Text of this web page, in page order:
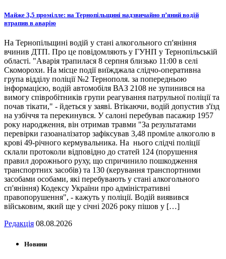
Майже 3,5 промілле: на Тернопільщині надзвичайно п’яний водій
втрапив в аварію
На Тернопільщині водій у стані алкогольного сп'яніння
вчинив ДТП. Про це повідомляють у ГУНП у Тернопільській
області. "Аварія трапилася 8 серпня близько 11:00 в селі
Скоморохи. На місце події виїжджала слідчо-оперативна
група відділу поліції №2 Тернополя. за попередньою
інформацією, водій автомобіля ВАЗ 2108 не зупинився на
вимогу співробітників групи реагування патрульної поліції та
почав тікати," - йдеться у заяві. Втікаючи, водій допустив з'їзд
на узбіччя та перекинувся. У салоні перебував пасажир 1957
року народження, він отримав травми "За результатами
перевірки газоаналізатор зафіксував 3,48 проміле алкоголю в
крові 49-річного кермувальника. На нього слідчі поліції
склали протоколи відповідно до статей 124 (порушення
правил дорожнього руху, що спричинило пошкодження
транспортних засобів) та 130 (керування транспортними
засобами особами, які перебувають у стані алкогольного
сп'яніння) Кодексу України про адміністративні
правопорушення", - кажуть у поліції. Водій виявився
військовим, який ще у січні 2026 року пішов у […]
Редакція 08.08.2026
Новини